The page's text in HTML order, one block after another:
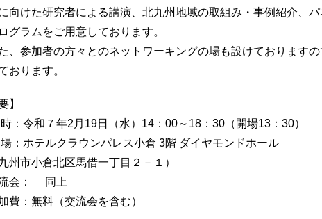
向けた研究者による講演、北九州地域の取組み・事例紹介、
グラムをご用意しております。
、参加者の方々とのネットワーキングの場も設けております
おります。
】
時：令和７年2月19日（水）14：00～18：30（開場13：30）
場：ホテルクラウンパレス小倉 3階 ダイヤモンドホール
九州市小倉北区馬借一丁目２－１）
流会： 同上
加費：無料（交流会を含む）